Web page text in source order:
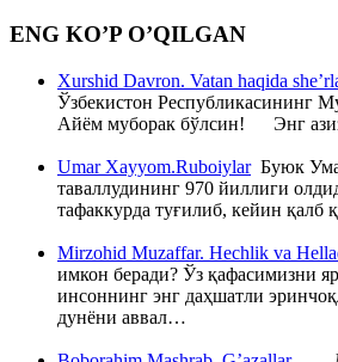
ENG KO’P O’QILGAN
Xurshid Davron. Vatan haqida
Ўзбекистон Республикасининг
Айём муборак бўлсин! Энг
Umar Xayyom.RuboiylarБуюк
таваллудининг 970 йиллиги
тафаккурда туғилиб, кейин қалб
Mirzohid Muzaffar. Hechlik va
имкон беради? Ўз қафасимизни
инсоннинг энг даҳшатли
дунёни аввал…